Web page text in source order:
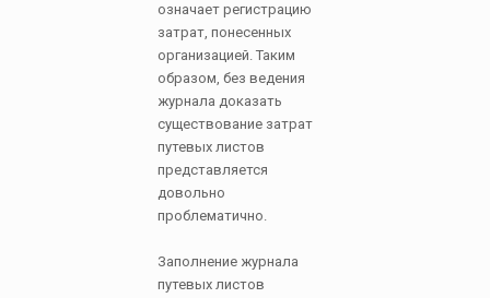
означает регистрацию
затрат, понесенных
организацией. Таким
образом, без ведения
журнала доказать
существование затрат
путевых листов
представляется
довольно
проблематично.
Заполнение журнала
путевых листов